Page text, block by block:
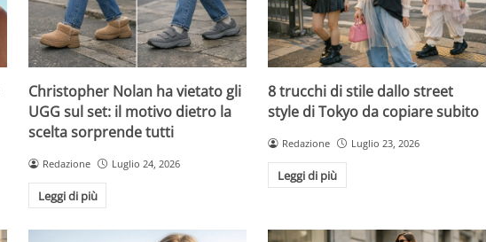
Christopher Nolan ha vietato gli
UGG sul set: il motivo dietro la
scelta sorprende tutti
Redazione Luglio 24, 2026
Leggi di più
8 trucchi di stile dallo street
style di Tokyo da copiare subito
Redazione Luglio 23, 2026
Leggi di più